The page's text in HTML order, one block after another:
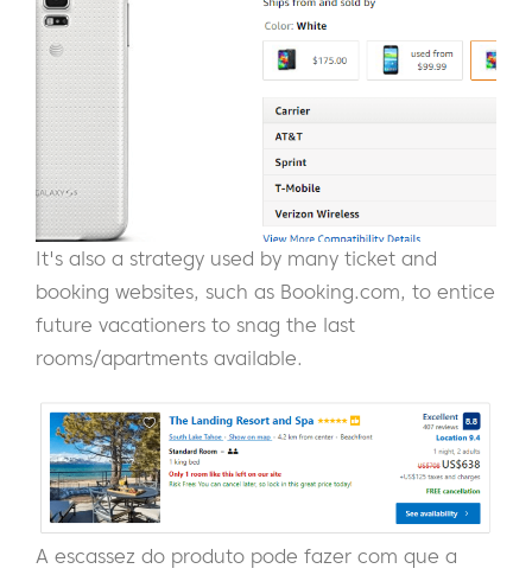
It's also a strategy used by many ticket and
booking websites, such as Booking.com, to entice
future vacationers to snag the last
rooms/apartments available.
A escassez do produto pode fazer com que a